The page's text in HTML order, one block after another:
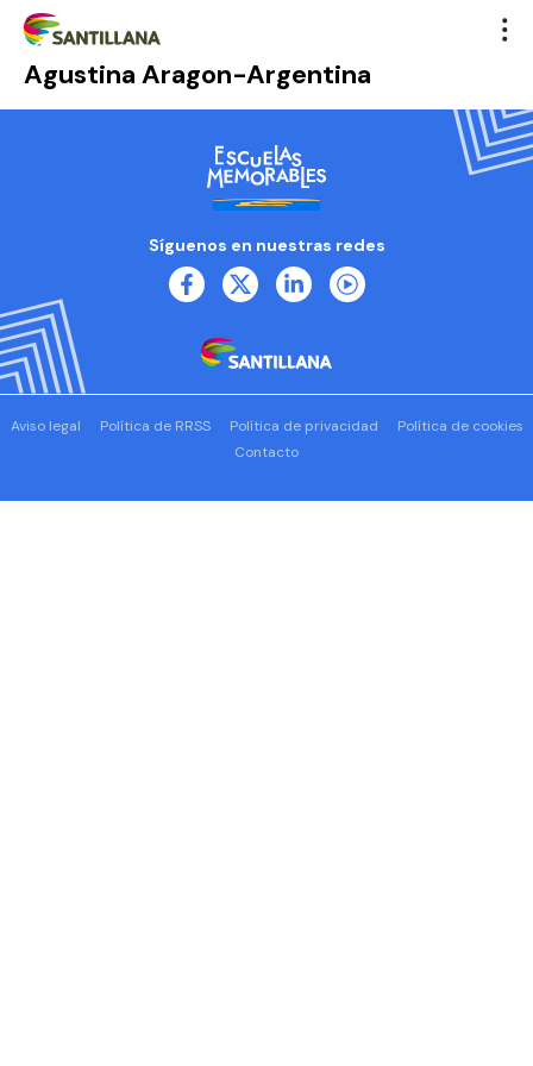
Agustina Aragon-Argentina
Síguenos en nuestras redes
Aviso legal Política de RRSS Política de privacidad
Política de cookies
Contacto